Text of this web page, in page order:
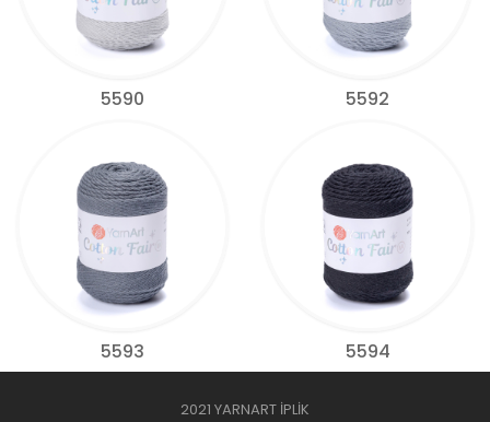
5590 5592
5593 5594
2021 YARNART İPLİK